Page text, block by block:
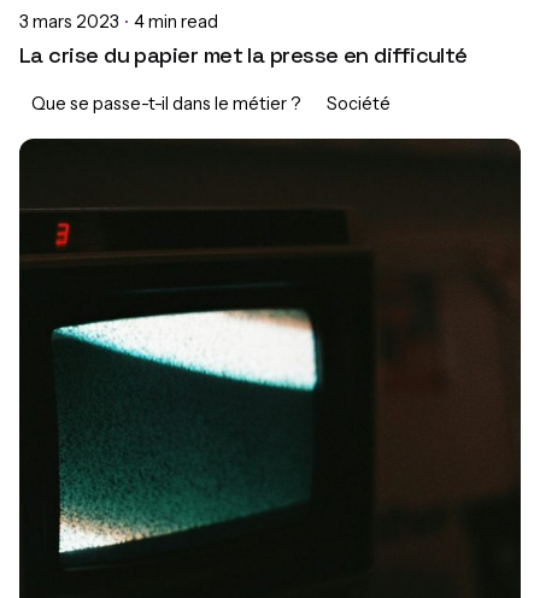
3 mars 2023 4 min read
La crise du papier met la presse en difficulté
Que se passe-t-il dans le métier ? Société
Margaux Verdonckt